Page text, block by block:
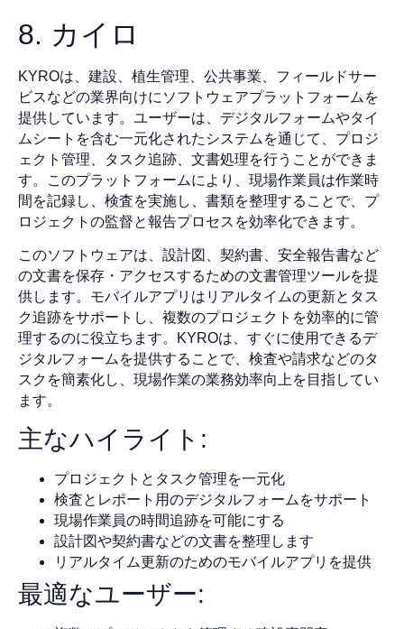
8. カイロ
KYROは、建設、植生管理、公共事業、フィールドサー
ビスなどの業界向けにソフトウェアプラットフォームを
提供しています。ユーザーは、デジタルフォームやタイ
ムシートを含む一元化されたシステムを通じて、プロジ
ェクト管理、タスク追跡、文書処理を行うことができま
す。このプラットフォームにより、現場作業員は作業時
間を記録し、検査を実施し、書類を整理することで、プ
ロジェクトの監督と報告プロセスを効率化できます。
このソフトウェアは、設計図、契約書、安全報告書など
の文書を保存・アクセスするための文書管理ツールを提
供します。モバイルアプリはリアルタイムの更新とタス
ク追跡をサポートし、複数のプロジェクトを効率的に管
理するのに役立ちます。KYROは、すぐに使用できるデ
ジタルフォームを提供することで、検査や請求などのタ
スクを簡素化し、現場作業の業務効率向上を目指してい
ます。
主なハイライト:
プロジェクトとタスク管理を一元化
検査とレポート用のデジタルフォームをサポート
現場作業員の時間追跡を可能にする
設計図や契約書などの文書を整理します
リアルタイム更新のためのモバイルアプリを提供
最適なユーザー: